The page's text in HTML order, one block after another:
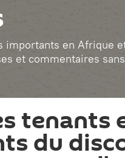
en Afrique
et commentaires
tenants
du